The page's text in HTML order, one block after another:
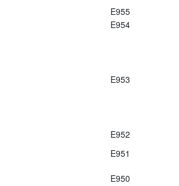
E955
E954
E953
E952
E951
E950